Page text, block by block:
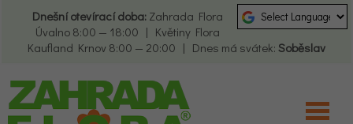
Dnešní otevírací doba: Zahrada Flora
Úvalno 8:00 — 18:00 | Květiny Flora
Kaufland Krnov 8:00 — 20:00 | Dnes má svátek: Soběslav